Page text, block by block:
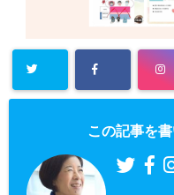
この記事を